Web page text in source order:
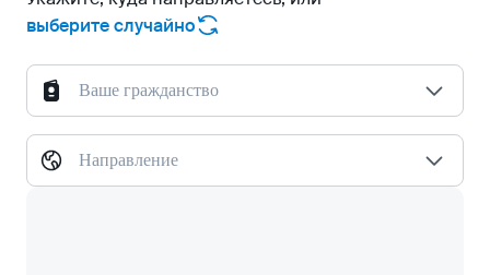
выберите случайно
Ваше гражданство
Направление